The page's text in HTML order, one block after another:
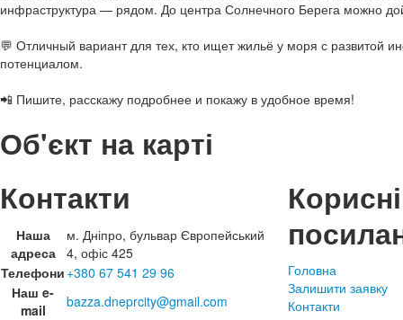
инфраструктура — рядом. До центра Солнечного Берега можно
💬 Отличный вариант для тех, кто ищет жильё у моря с развитой
потенциалом.
📲 Пишите, расскажу подробнее и покажу в удобное время!
Об'єкт на карті
Контакти
Наша
адреса
м. Дніпро, бульвар Європейський
4, офіс 425
Телефони +380 67 541 29 96
Наш e-
mail
bazza.dneprcity@gmail.com
Корисні
Головна
Залишити заявку
Контакти